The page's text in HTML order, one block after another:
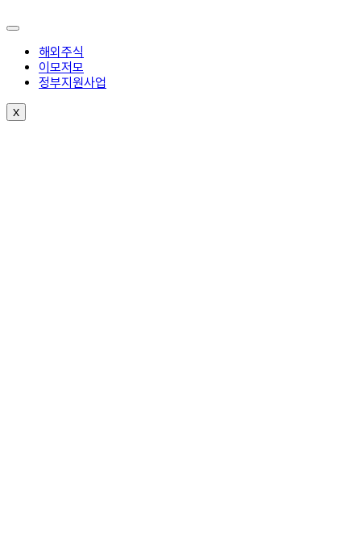
너
해외주식
이모저모
정부지원사업
X